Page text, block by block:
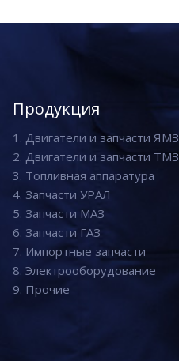
Продукция
1. Двигатели и запчасти ЯМЗ
2. Двигатели и запчасти ТМЗ
3. Топливная аппаратура
4. Запчасти УРАЛ
5. Запчасти МАЗ
6. Запчасти ГАЗ
7. Импортные запчасти
8. Электрооборудование
9. Прочие